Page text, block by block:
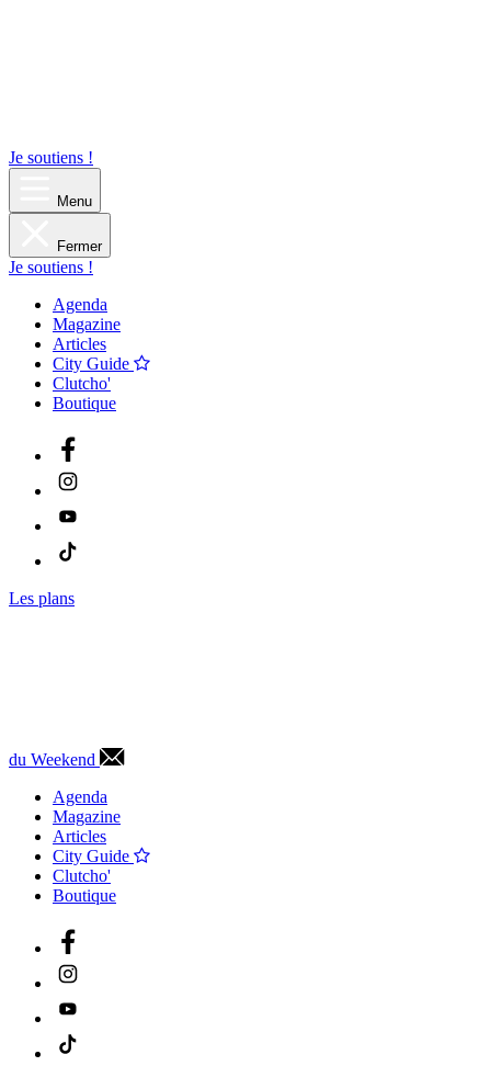
Je soutiens !
Menu
Fermer
Je soutiens !
Agenda
Magazine
Articles
City Guide
Clutcho'
Boutique
Les plans
du Weekend
Agenda
Magazine
Articles
City Guide
Clutcho'
Boutique